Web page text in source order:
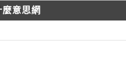
麼意思網